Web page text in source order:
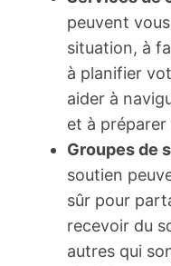
peuvent
situation, à
à planifier
aider à
et à
Groupes de
soutien
sûr pour
recevoir du
autres qui